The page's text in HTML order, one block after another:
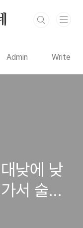
Admin Write
낮에 낮
서 술한